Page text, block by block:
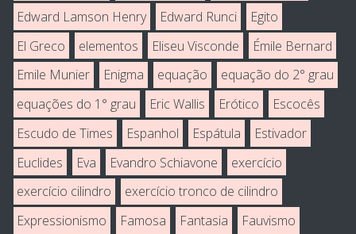
Edward Lamson Henry
Edward Runci
Egito
El Greco
elementos Eliseu Visconde
Émile Bernard
Emile Munier
Enigma equação
equação do 2° grau
equações do 1° grau
Eric Wallis Erótico
Escocês
Escudo de Times
Espanhol Espátula
Estivador
Euclides
Eva Evandro Schiavone
exercício
exercício cilindro
exercício tronco de cilindro
Expressionismo
Famosa Fantasia
Fauvismo